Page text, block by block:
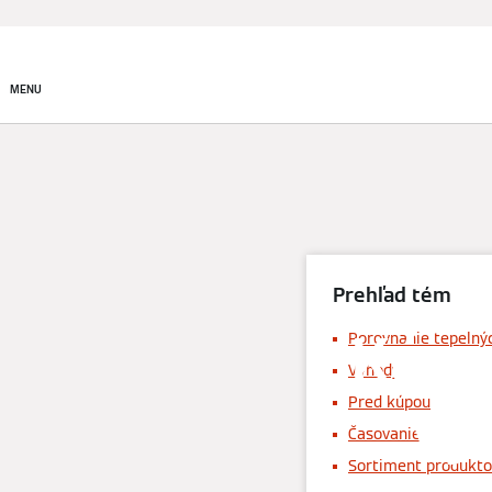
MENU
Prehľad tém
Porovnanie
Výhody
Pred kúpou
Časovanie
Sortiment